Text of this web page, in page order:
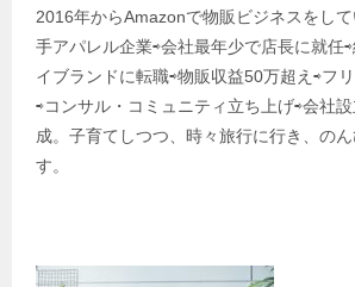
2016年からAmazonで物販ビジネスをし
手アパレル企業⇨会社最年少で店長に就任
イブランドに転職⇨物販収益50万超え⇨フ
⇨コンサル・コミュニティ立ち上げ⇨会社
成。子育てしつつ、時々旅行に行き、の
す。